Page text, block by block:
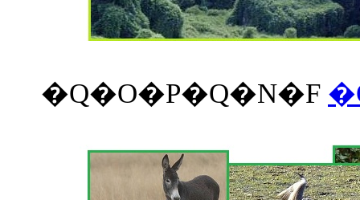
�Q�O�P�Q�N�F